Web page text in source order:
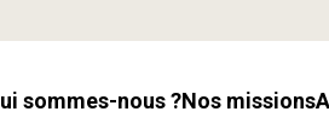
Qui sommes-nous ? Nos missions